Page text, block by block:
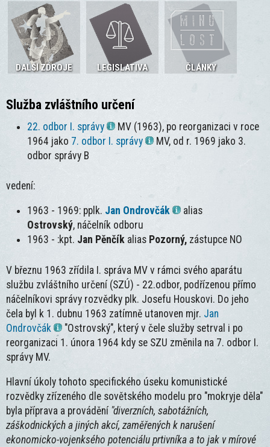
DALŠÍ ZDROJE LEGISLATIVA ČLÁNKY
Služba zvláštního určení
22. odbor I. správy
MV (1963), po reorganizaci v roce
1964 jako 7. odbor I. správy
MV, od r. 1969 jako 3.
odbor správy B
vedení:
1963 - 1969: pplk. Jan Ondrovčák
alias
Ostrovský, náčelník odboru
1963 - :kpt. Jan Pěnčík alias Pozorný, zástupce NO
V březnu 1963 zřídila I. správa MV v rámci svého aparátu
službu zvláštního určení (SZÚ) - 22.odbor, podřízenou přímo
náčelníkovi správy rozvědky plk. Josefu Houskovi. Do jeho
čela byl k 1. dubnu 1963 zatímně utanoven mjr. Jan
Ondrovčák
"Ostrovský", který v čele služby setrval i po
reorganizaci 1. února 1964 kdy se SZU změnila na 7. odbor I.
správy MV.
Hlavní úkoly tohoto specifického úseku komunistické
rozvědky zřízeného dle sovětského modelu pro "mokryje děla"
byla příprava a provádění "diverzních, sabotážních,
záškodnických a jiných akcí, zaměřených k narušení
ekonomicko-vojenksého potenciálu prtivníka a to jak v mírové